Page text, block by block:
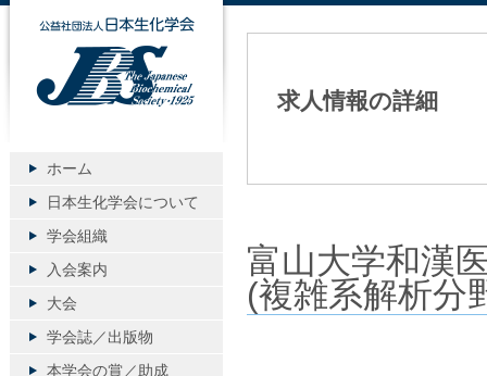
求人情報の詳細
富山大学和漢
(複雑系解析分
公益社団法人日本生化学会
ホーム
日本生化学会について
学会組織
入会案内
大会
学会誌／出版物
本学会の賞／助成